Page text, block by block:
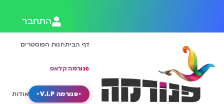
התחבר
דף הביתחנות הפוסטרים
פנורמה קלאס
פנורמה V.I.P אודות